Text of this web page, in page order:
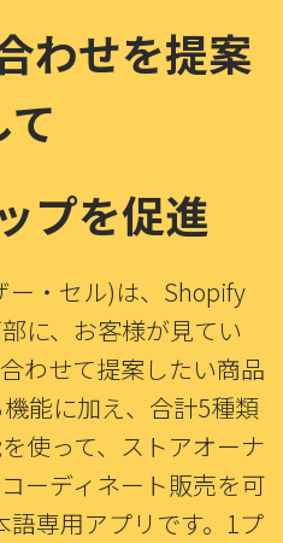
わせを提案
て
プを促進
ー・セル)は、Shopify
に、お客様が見てい
わせて提案したい商品
能に加え、合計5種類
使って、ストアオーナ
ーディネート販売を可
専用アプリです。1プ